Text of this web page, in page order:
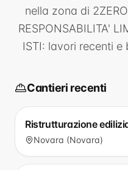
nella zona di
RESPONSABILITA'
ISTI: lavori recenti e
Cantieri recenti
Ristrutturazione
Novara (Novara)